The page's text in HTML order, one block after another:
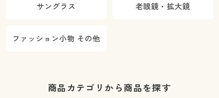
サングラス 老眼鏡・拡大鏡
ファッション小物 その他
商品カテゴリから商品を探す